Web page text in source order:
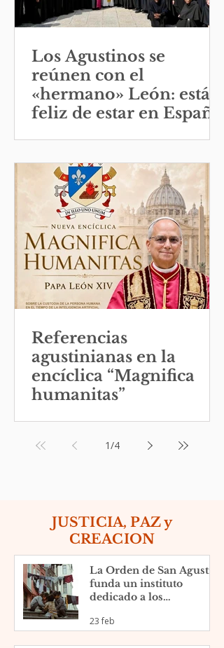
Los Agustinos se
reúnen con el
«hermano» León: está
feliz de estar en España
Referencias
agustinianas en la
encíclica “Magnifica
humanitas”
1/4
JUSTICIA, PAZ y
CREACION
La Orden de San Agustín
funda un instituto
dedicado a los
en Estados Unidos
23 feb